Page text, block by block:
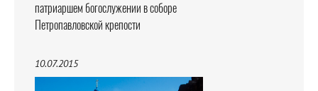
патриаршем богослужении в соборе
Петропавловской крепости
10.07.2015